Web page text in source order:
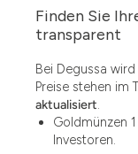
1.49
1.87
12.15
Finden Sie
transparent
Bei Degussa
Preise stehen im
aktualisiert.
Goldmünzen
Investoren.